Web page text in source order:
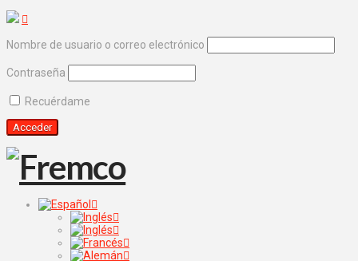
Nombre de usuario o correo electrónico
Contraseña
Recuérdame